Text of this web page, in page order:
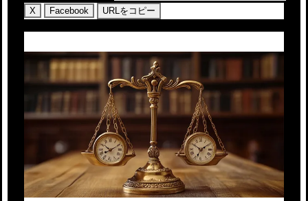
X Facebook URLをコピー